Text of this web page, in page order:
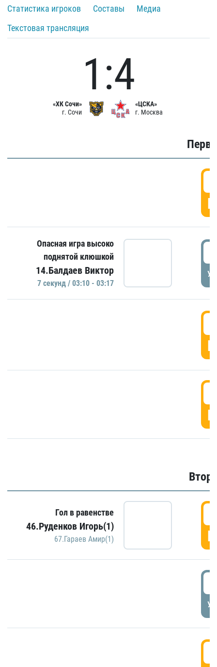
Статистика игроков
Составы
Медиа
Текстовая трансляция
«ХК Сочи»
г. Сочи
1:4
«ЦСКА»
г. Москва
Опасная игра высоко
поднятой клюшкой
14.Балдаев Виктор
7 секунд / 03:10 - 03:17
Гол в равенстве
46.Руденков Игорь(1)
67.Гараев Амир(1)